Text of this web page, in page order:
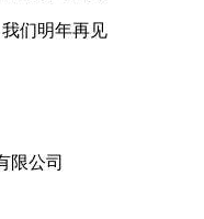
们明年再见
限公司